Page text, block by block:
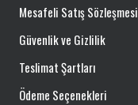
Mesafeli Satış Sözleşmesi
Güvenlik ve Gizlilik
Teslimat Şartları
Ödeme Seçenekleri